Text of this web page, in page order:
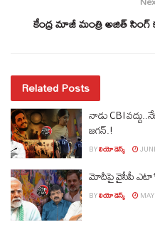
కేంద్ర మాజీ మంత్రి అజిత్ సింగ్
Related Posts
నాడు CBI
జగన్.!
BYలియో డెస్క్
మోదీపై వైసీపీ
BYలియో డెస్క్